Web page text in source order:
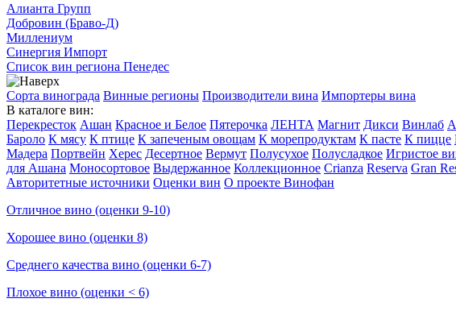
Алианта Групп
Добровин (Браво-Д)
Миллениум
Синергия Импорт
Список вин региона Пенедес
Сорта винограда Винные регионы Производители вина Импортеры вина
В каталоге вин:
Перекресток Ашан Красное и Белое Пятерочка ЛЕНТА Магнит Дикси Винлаб
Бароло К мясу К птице К запеченым овощам К морепродуктам К пасте К пицце
Мадера Портвейн Херес Десертное Вермут Полусухое Полусладкое Игристое
для Ашана Моносортовое Выдержанное Коллекционное Crianza Reserva Gran
Авторитетные источники Оценки вин О проекте Винофан
Отличное вино (оценки 9-10)
Хорошее вино (оценки 8)
Среднего качества вино (оценки 6-7)
Плохое вино (оценки < 6)